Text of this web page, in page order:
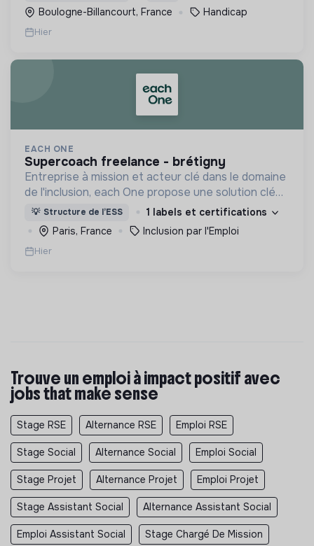
Boulogne-Billancourt, France Handicap
Hier
EACH ONE
supercoach freelance - brétigny
Entreprise à mission et acteur clé dans le domaine
de l'inclusion, each One propose une solution clé
en main de recrutement et de formation dédiée
aux personnes réfugiées et éloignées de l’emploi.
💡 Structure de l’ESS
1 labels et certifications
Paris, France
Inclusion par l'Emploi
Hier
Trouve un emploi à impact positif avec
jobs that make sense
Stage RSE Alternance RSE Emploi RSE
Stage Social Alternance Social Emploi Social
Stage Projet Alternance Projet Emploi Projet
Stage Assistant Social Alternance Assistant Social
Emploi Assistant Social Stage Chargé De Mission